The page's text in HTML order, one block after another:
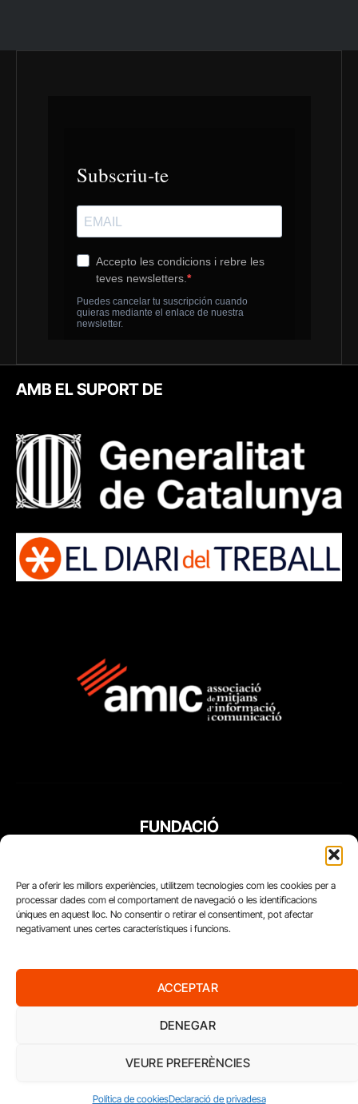
Per a oferir les millors experiències, utilitzem tecnologies com les cookies per a
processar dades com el comportament de navegació o les identificacions
úniques en aquest lloc. No consentir o retirar el consentiment, pot afectar
negativament unes certes característiques i funcions.
ACCEPTAR
DENEGAR
VEURE PREFERÈNCIES
Política de cookiesDeclaració de privadesa
AMB EL SUPORT DE
FUNDACIÓ